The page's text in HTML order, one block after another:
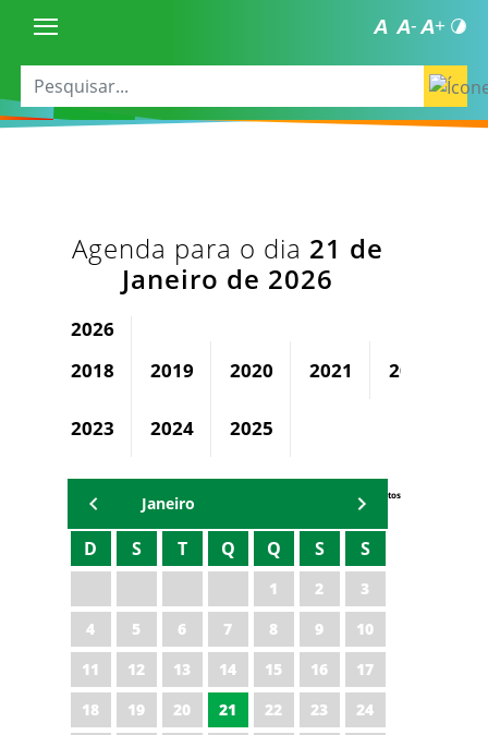
Agenda para o dia 21 de
Janeiro de 2026
2026
2018
2019 2020 2021 2022
2023 2024 2025
Eventos
Janeiro
D S T Q Q S S
1 2
3
4
5 6 7 8 9
10
11
12 13 14 15 16
17
18
19 20 21 22 23
24